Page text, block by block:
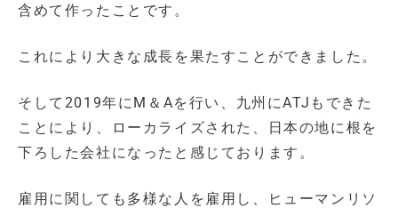
含めて作ったことです。
これにより大きな成長を果たすことができました。
そして2019年にM＆Aを行い、九州にATJもできた
ことにより、ローカライズされた、日本の地に根を
下ろした会社になったと感じております。
雇用に関しても多様な人を雇用し、ヒューマンリソ